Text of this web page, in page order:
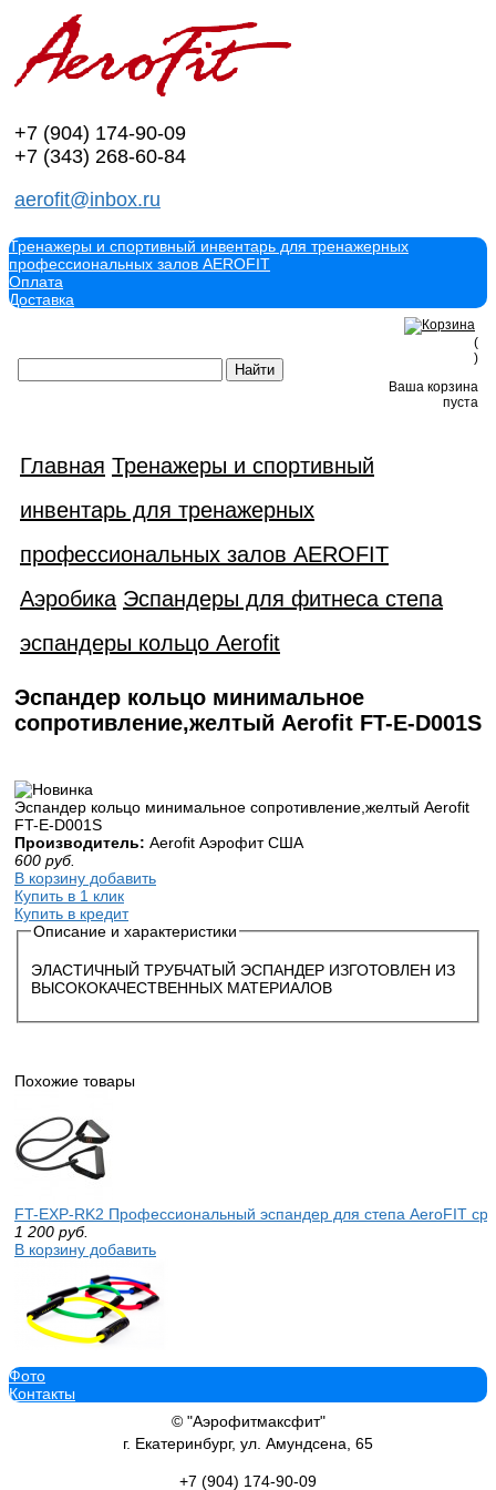
+7 (904) 174-90-09
+7 (343) 268-60-84
aerofit@inbox.ru
Тренажеры и спортивный инвентарь для тренажерных
профессиональных залов AEROFIT
Оплата
Доставка
(
)
Ваша корзина
пуста
Главная Тренажеры и спортивный
инвентарь для тренажерных
профессиональных залов AEROFIT
Аэробика Эспандеры для фитнеса степа
эспандеры кольцо Aerofit
Эспандер кольцо минимальное
сопротивление,желтый Aerofit FT-E-D001S
Эспандер кольцо минимальное сопротивление,желтый Aerofit
FT-E-D001S
Производитель: Aerofit Аэрофит США
600 руб.
В корзину добавить
Купить в 1 клик
Купить в кредит
Описание и характеристики
ЭЛАСТИЧНЫЙ ТРУБЧАТЫЙ ЭСПАНДЕР ИЗГОТОВЛЕН ИЗ
ВЫСОКОКАЧЕСТВЕННЫХ МАТЕРИАЛОВ
Похожие товары
FT-EXP-RK2 Профессиональный эспандер для степа AeroFIT
1 200 руб.
В корзину добавить
Эспандер кольцо сильное сопротивление, среднее
D001N
В корзину добавить
Фото
Контакты
© "Аэрофитмаксфит"
г. Екатеринбург, ул. Амундсена, 65
+7 (904) 174-90-09